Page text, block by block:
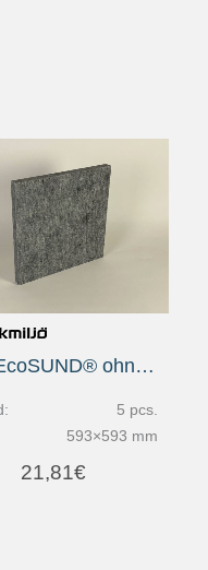
Tiles EcoSUND® ohne Textil
5 pcs.
593×593 mm
21,81€